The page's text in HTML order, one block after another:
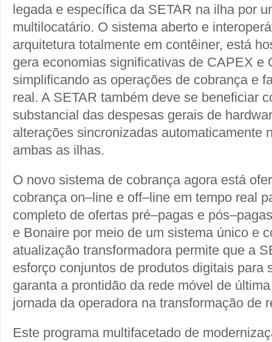
legada e específica da SETAR na ilha por
multilocatário. O sistema aberto e
arquitetura totalmente em contêiner, está
gera economias significativas de CAPEX e
simplificando as operações de cobrança e
real. A SETAR também deve se beneficiar
substancial das despesas gerais de
alterações sincronizadas automaticamente
ambas as ilhas.
O novo sistema de cobrança agora está
cobrança on–line e off–line em tempo real
completo de ofertas pré–pagas e
e Bonaire por meio de um sistema único e
atualização transformadora permite que a
esforço conjuntos de produtos digitais para
garanta a prontidão da rede móvel de
jornada da operadora na transformação de
Este programa multifacetado de